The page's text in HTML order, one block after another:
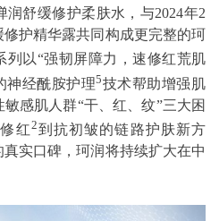
舒缓修护柔肤水，与2024年2
护精华露共同构成更完整的珂
列以“强韧屏障力，速修红荒肌
神经酰胺护理5技术帮助增强肌
感肌人群“干、红、纹”三大困
红2到抗初皱的链路护肤新方
实口碑，珂润将持续扩大在中